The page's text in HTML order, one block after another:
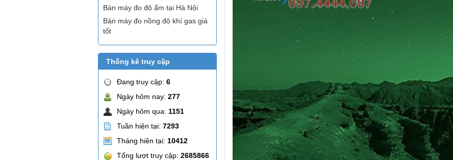
Bán máy đo độ ẩm tại Hà Nội
Bán máy đo nồng độ khí gas giá
tốt
Thống kê truy cập
Đang truy cập: 6
Ngày hôm nay: 277
Ngày hôm qua: 1151
Tuần hiện tại: 7293
Tháng hiện tại: 10412
Tổng lượt truy cập: 2685866